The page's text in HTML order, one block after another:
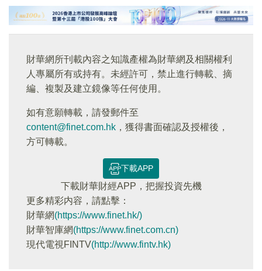
財華網所刊載內容之知識產權為財華網及相關權利
人專屬所有或持有。未經許可，禁止進行轉載、摘
編、複製及建立鏡像等任何使用。
如有意願轉載，請發郵件至
content@finet.com.hk ，獲得書面確認及授權後，
方可轉載。
下載APP
下載財華財經APP，把握投資先機
更多精彩内容，請點擊：
財華網(https://www.finet.hk/)
財華智庫網(https://www.finet.com.cn)
現代電視FINTV(http://www.fintv.hk)